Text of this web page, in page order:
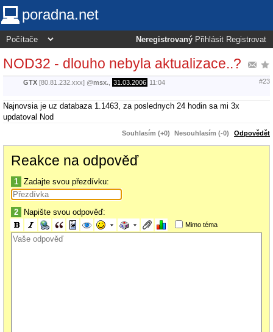
poradna.net
Neregistrovaný Přihlásit Registrovat
NOD32 - dlouho nebyla aktualizace..?
GTX [80.81.232.xxx] @msx. 31.03.2006 11:04 #23
Najnovsia je uz databaza 1.1463, za poslednych 24 hodin sa mi 3x
updatoval Nod
Souhlasím (+0) Nesouhlasím (-0) Odpovědět
Reakce na odpověď
1 Zadajte svou přezdívku:
2 Napište svou odpověď:
Mimo téma